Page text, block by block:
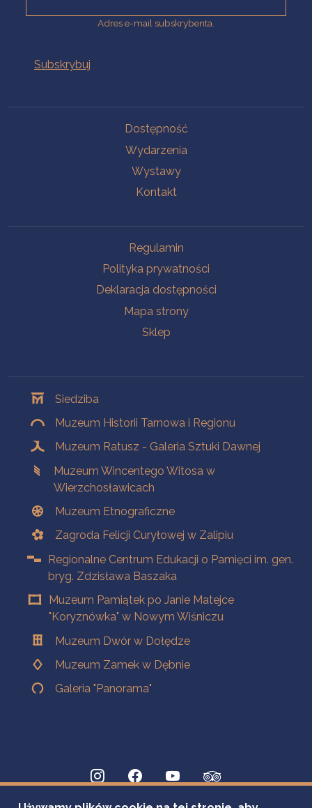
Adres e-mail subskrybenta.
Dostępność
Wydarzenia
Wystawy
Kontakt
Regulamin
Polityka prywatności
Deklaracja dostępności
Mapa strony
Sklep
Siedziba
Muzeum Historii Tarnowa i Regionu
Muzeum Ratusz - Galeria Sztuki Dawnej
Muzeum Wincentego Witosa w
Wierzchosławicach
Muzeum Etnograficzne
Zagroda Felicji Curyłowej w Zalipiu
Regionalne Centrum Edukacji o Pamięci im. gen.
bryg. Zdzisława Baszaka
Muzeum Pamiątek po Janie Matejce
"Koryznówka" w Nowym Wiśniczu
Muzeum Dwór w Dołędze
Muzeum Zamek w Dębnie
Galeria "Panorama"